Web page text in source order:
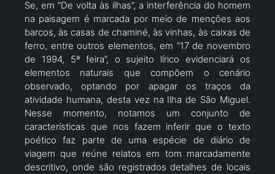
Se, em “De volta às ilhas”, a interferência do homem
na paisagem é marcada por meio de menções aos
barcos, às casas de chaminé, às vinhas, às caixas de
ferro, entre outros elementos, em “17 de novembro
de 1994, 5ª feira”, o sujeito lírico evidenciará os
elementos naturais que compõem o cenário
observado, optando por apagar os traços da
atividade humana, desta vez na Ilha de São Miguel.
Nesse momento, notamos um conjunto de
características que nos fazem inferir que o texto
poético faz parte de uma espécie de diário de
viagem que reúne relatos em tom marcadamente
descritivo, onde são registrados detalhes de locais